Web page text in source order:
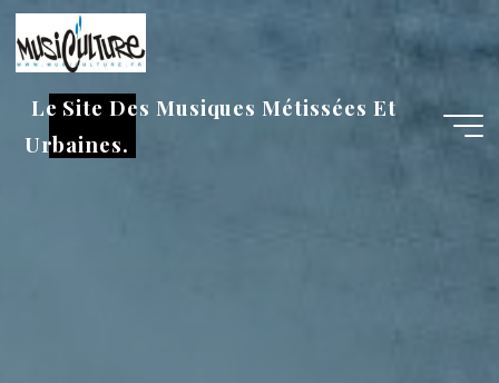
Aller
au
contenu
Le Site Des Musiques Métissées Et
Urbaines.